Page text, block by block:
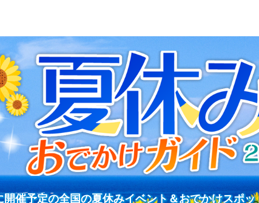
開催予定の全国の夏休みイベント＆おでかけスポ